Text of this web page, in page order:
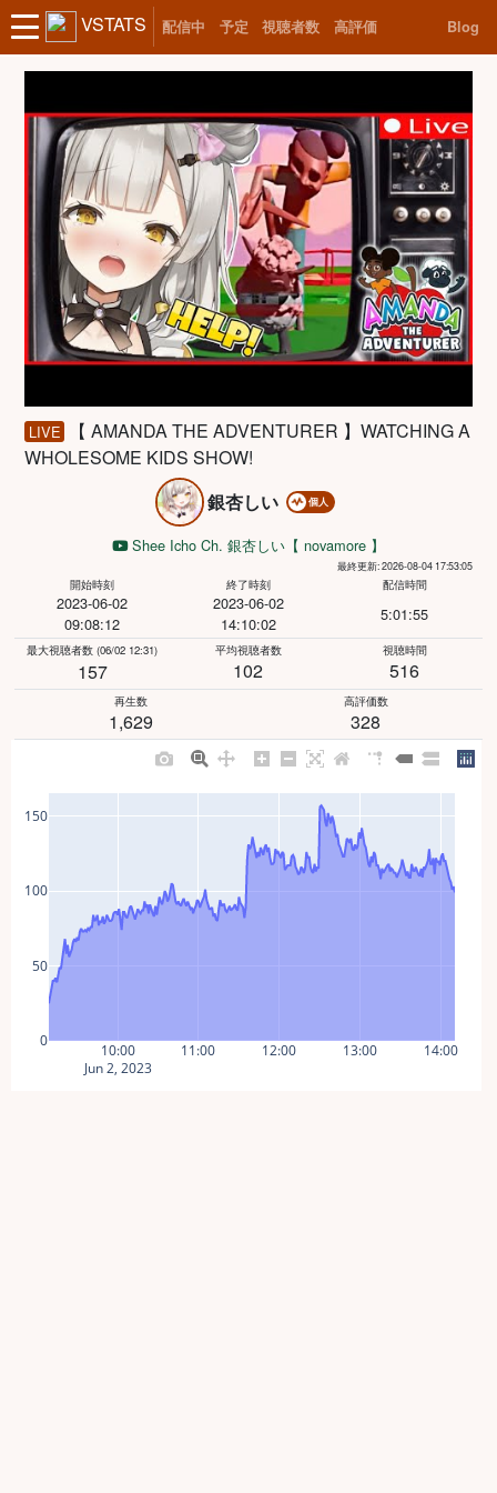
VSTATS 配信中 予定 視聴者数 高評価 Blog
LIVE
【 AMANDA THE ADVENTURER 】WATCHING A
WHOLESOME KIDS SHOW!
銀杏しい
個人
Shee Icho Ch. 銀杏しい【 novamore 】
最終更新: 2026-08-04 17:53:05
開始時刻
2023-06-02
09:08:12
終了時刻
2023-06-02
14:10:02
配信時間
5:01:55
最大視聴者数 (06/02 12:31)
157
平均視聴者数
102
視聴時間
516
再生数
1,629
高評価数
328
10:00
Jun 2, 2023
11:00 12:00 13:00 14:00
0
50
100
150